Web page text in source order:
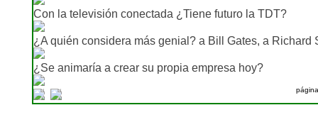
Con la televisión conectada ¿Tiene futuro la TDT?
¿A quién considera más genial? a Bill Gates, a Richard
¿Se animaría a crear su propia empresa hoy?